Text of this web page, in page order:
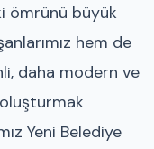
ömrünü büyük
hem de
daha modern ve
Yeni Belediye